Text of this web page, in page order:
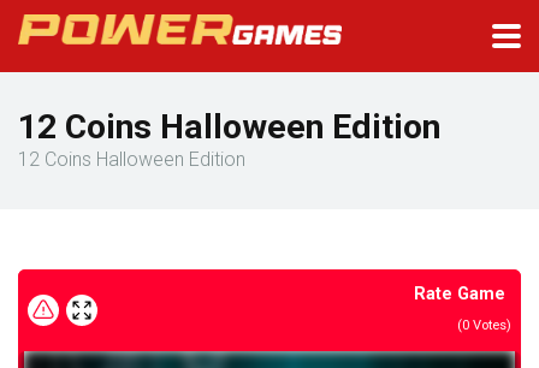
12 Coins Halloween Edition
12 Coins Halloween Edition
Rate Game
(0 Votes)